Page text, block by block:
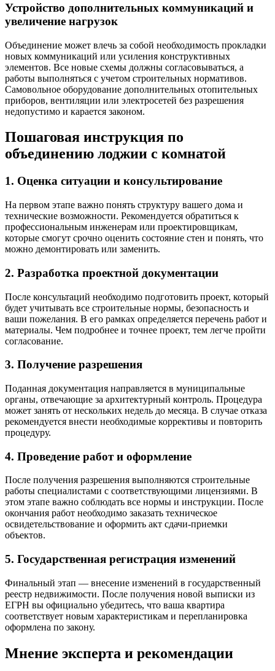
Устройство дополнительных коммуникаций и
увеличение нагрузок
Объединение может влечь за собой необходимость прокладки
новых коммуникаций или усиления конструктивных
элементов. Все новые схемы должны согласовываться, а
работы выполняться с учетом строительных нормативов.
Самовольное оборудование дополнительных отопительных
приборов, вентиляции или электросетей без разрешения
недопустимо и карается законом.
Пошаговая инструкция по
объединению лоджии с комнатой
1. Оценка ситуации и консультирование
На первом этапе важно понять структуру вашего дома и
технические возможности. Рекомендуется обратиться к
профессиональным инженерам или проектировщикам,
которые смогут срочно оценить состояние стен и понять, что
можно демонтировать или заменить.
2. Разработка проектной документации
После консультаций необходимо подготовить проект, который
будет учитывать все строительные нормы, безопасность и
ваши пожелания. В его рамках определяется перечень работ и
материалы. Чем подробнее и точнее проект, тем легче пройти
согласование.
3. Получение разрешения
Поданная документация направляется в муниципальные
органы, отвечающие за архитектурный контроль. Процедура
может занять от нескольких недель до месяца. В случае отказа
рекомендуется внести необходимые коррективы и повторить
процедуру.
4. Проведение работ и оформление
После получения разрешения выполняются строительные
работы специалистами с соответствующими лицензиями. В
этом этапе важно соблюдать все нормы и инструкции. После
окончания работ необходимо заказать техническое
освидетельствование и оформить акт сдачи-приемки
объектов.
5. Государственная регистрация изменений
Финальный этап — внесение изменений в государственный
реестр недвижимости. После получения новой выписки из
ЕГРН вы официально убедитесь, что ваша квартира
соответствует новым характеристикам и перепланировка
оформлена по закону.
Мнение эксперта и рекомендации